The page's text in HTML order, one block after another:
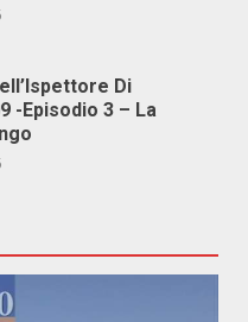
Di
-Episodio 3 – La